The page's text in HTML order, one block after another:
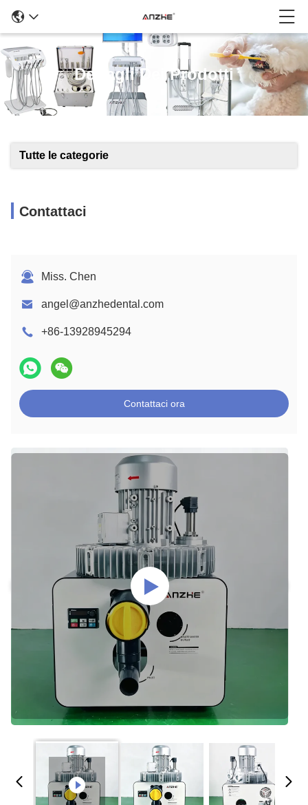
Dettagli Dei Prodotti
Tutte le categorie
Contattaci
Miss. Chen
angel@anzhedental.com
+86-13928945294
Contattaci ora